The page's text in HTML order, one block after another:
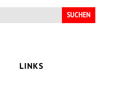
Suchen
nach:
LINKS